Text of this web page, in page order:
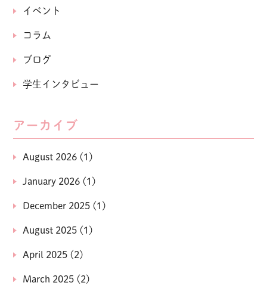
イベント
コラム
ブログ
学生インタビュー
アーカイブ
August 2026 (1)
January 2026 (1)
December 2025 (1)
August 2025 (1)
April 2025 (2)
March 2025 (2)